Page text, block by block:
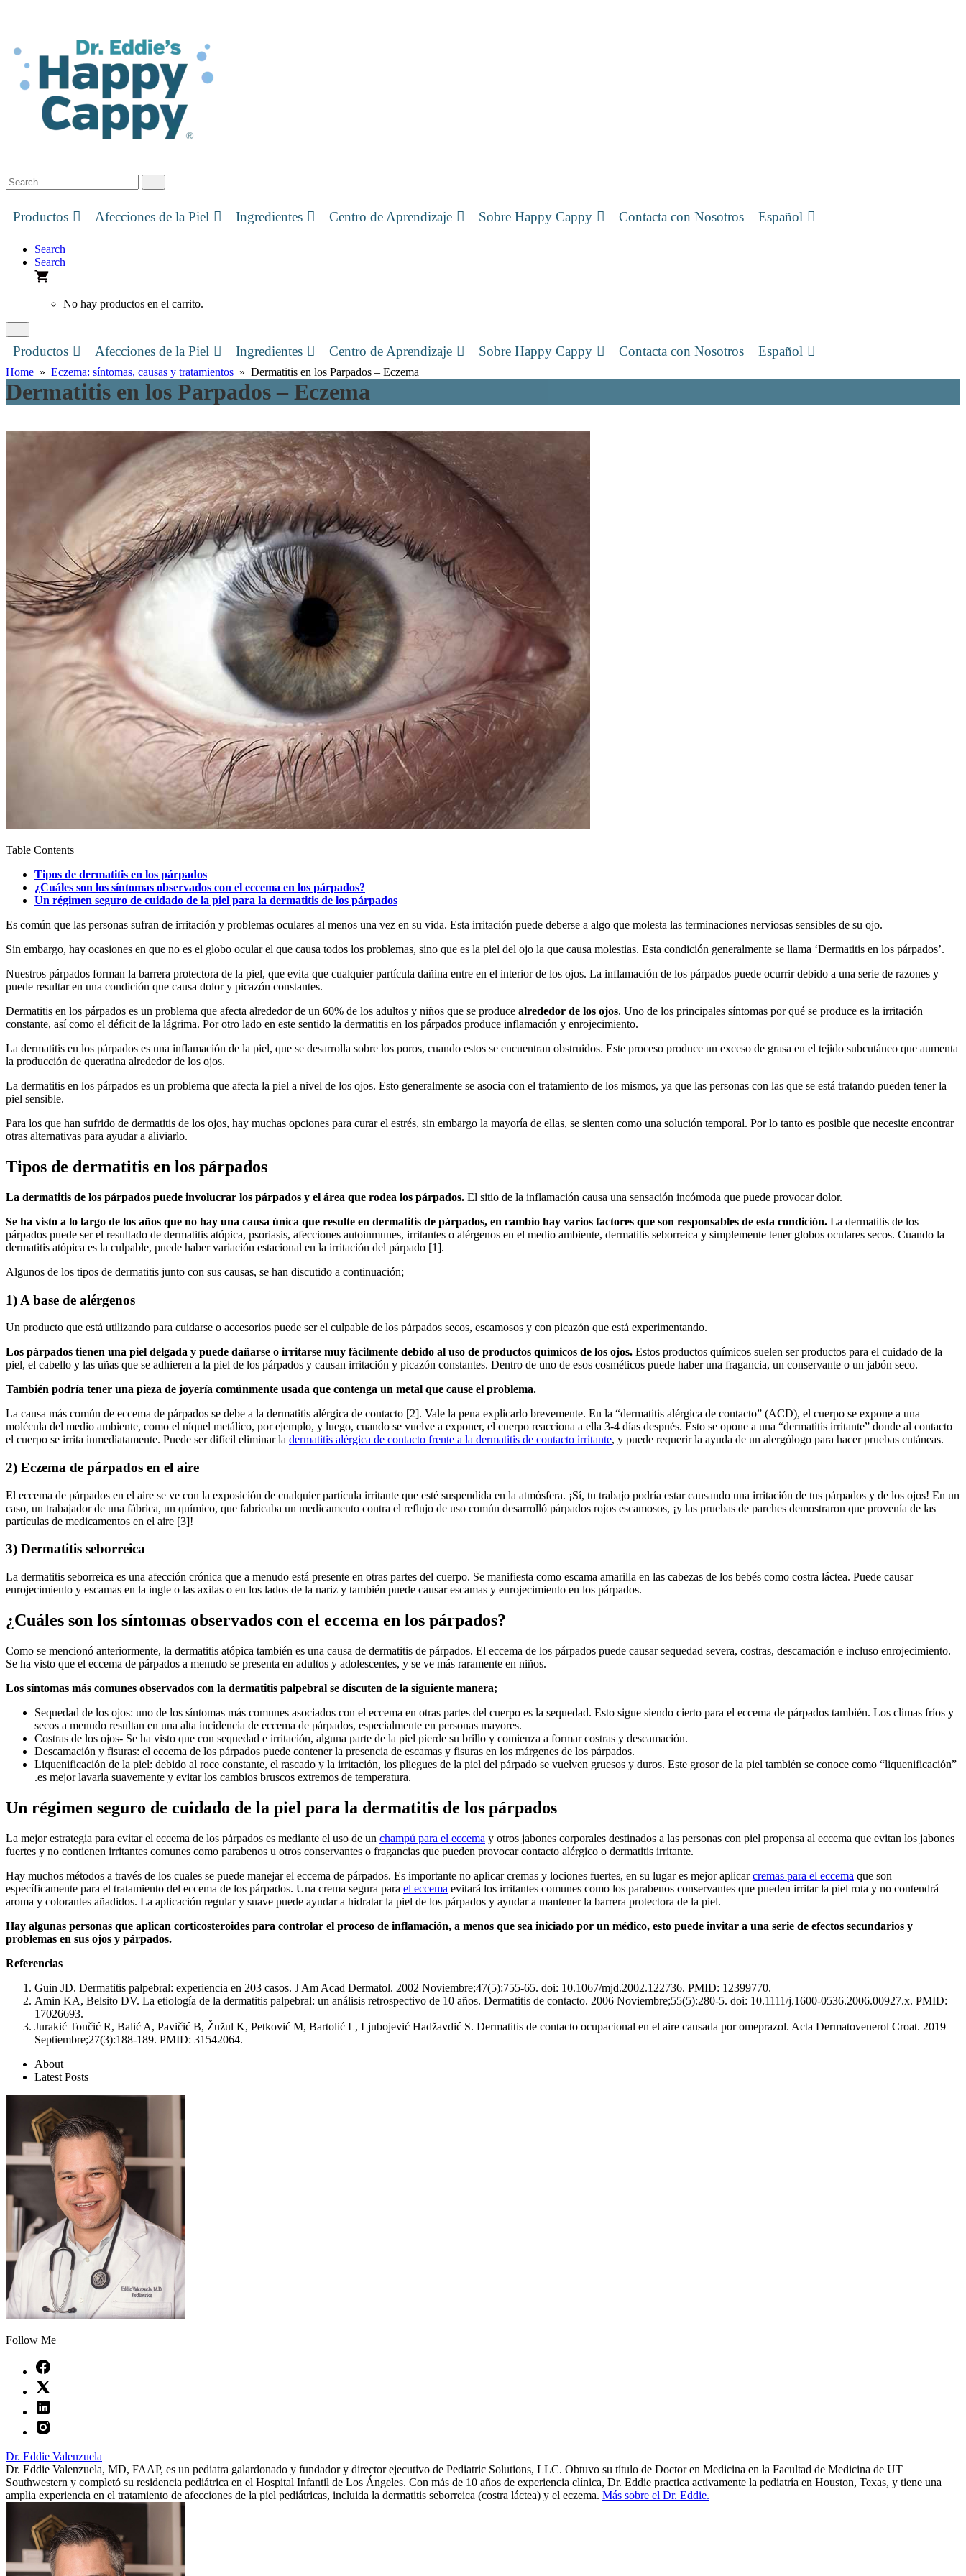
Productos Afecciones de la Piel Ingredientes Centro de Aprendizaje Sobre Happy Cappy Contacta con Nosotros Español
Search
Search
No hay productos en el carrito.
Productos Afecciones de la Piel Ingredientes Centro de Aprendizaje Sobre Happy Cappy Contacta con Nosotros Español
Home » Eczema: síntomas, causas y tratamientos » Dermatitis en los Parpados – Eczema
Dermatitis en los Parpados – Eczema
Table Contents
Tipos de dermatitis en los párpados
¿Cuáles son los síntomas observados con el eccema en los párpados?
Un régimen seguro de cuidado de la piel para la dermatitis de los párpados
Es común que las personas sufran de irritación y problemas oculares al menos una vez en su vida. Esta irritación puede deberse a algo que molesta las terminaciones nerviosas sensibles de su ojo.
Sin embargo, hay ocasiones en que no es el globo ocular el que causa todos los problemas, sino que es la piel del ojo la que causa molestias. Esta condición generalmente se llama ‘Dermatitis en los párpados’.
Nuestros párpados forman la barrera protectora de la piel, que evita que cualquier partícula dañina entre en el interior de los ojos. La inflamación de los párpados puede ocurrir debido a una serie de razones y
puede resultar en una condición que causa dolor y picazón constantes.
Dermatitis en los párpados es un problema que afecta alrededor de un 60% de los adultos y niños que se produce alrededor de los ojos. Uno de los principales síntomas por qué se produce es la irritación
constante, así como el déficit de la lágrima. Por otro lado en este sentido la dermatitis en los párpados produce inflamación y enrojecimiento.
La dermatitis en los párpados es una inflamación de la piel, que se desarrolla sobre los poros, cuando estos se encuentran obstruidos. Este proceso produce un exceso de grasa en el tejido subcutáneo que aumenta
la producción de queratina alrededor de los ojos.
La dermatitis en los párpados es un problema que afecta la piel a nivel de los ojos. Esto generalmente se asocia con el tratamiento de los mismos, ya que las personas con las que se está tratando pueden tener la
piel sensible.
Para los que han sufrido de dermatitis de los ojos, hay muchas opciones para curar el estrés, sin embargo la mayoría de ellas, se sienten como una solución temporal. Por lo tanto es posible que necesite encontrar
otras alternativas para ayudar a aliviarlo.
Tipos de dermatitis en los párpados
La dermatitis de los párpados puede involucrar los párpados y el área que rodea los párpados. El sitio de la inflamación causa una sensación incómoda que puede provocar dolor.
Se ha visto a lo largo de los años que no hay una causa única que resulte en dermatitis de párpados, en cambio hay varios factores que son responsables de esta condición. La dermatitis de los
párpados puede ser el resultado de dermatitis atópica, psoriasis, afecciones autoinmunes, irritantes o alérgenos en el medio ambiente, dermatitis seborreica y simplemente tener globos oculares secos. Cuando la
dermatitis atópica es la culpable, puede haber variación estacional en la irritación del párpado [1].
Algunos de los tipos de dermatitis junto con sus causas, se han discutido a continuación;
1) A base de alérgenos
Un producto que está utilizando para cuidarse o accesorios puede ser el culpable de los párpados secos, escamosos y con picazón que está experimentando.
Los párpados tienen una piel delgada y puede dañarse o irritarse muy fácilmente debido al uso de productos químicos de los ojos. Estos productos químicos suelen ser productos para el cuidado de la
piel, el cabello y las uñas que se adhieren a la piel de los párpados y causan irritación y picazón constantes. Dentro de uno de esos cosméticos puede haber una fragancia, un conservante o un jabón seco.
También podría tener una pieza de joyería comúnmente usada que contenga un metal que cause el problema.
La causa más común de eccema de párpados se debe a la dermatitis alérgica de contacto [2]. Vale la pena explicarlo brevemente. En la “dermatitis alérgica de contacto” (ACD), el cuerpo se expone a una
molécula del medio ambiente, como el níquel metálico, por ejemplo, y luego, cuando se vuelve a exponer, el cuerpo reacciona a ella 3-4 días después. Esto se opone a una “dermatitis irritante” donde al contacto
el cuerpo se irrita inmediatamente. Puede ser difícil eliminar la dermatitis alérgica de contacto frente a la dermatitis de contacto irritante, y puede requerir la ayuda de un alergólogo para hacer pruebas cutáneas.
2) Eczema de párpados en el aire
El eccema de párpados en el aire se ve con la exposición de cualquier partícula irritante que esté suspendida en la atmósfera. ¡Sí, tu trabajo podría estar causando una irritación de tus párpados y de los ojos! En un
caso, un trabajador de una fábrica, un químico, que fabricaba un medicamento contra el reflujo de uso común desarrolló párpados rojos escamosos, ¡y las pruebas de parches demostraron que provenía de las
partículas de medicamentos en el aire [3]!
3) Dermatitis seborreica
La dermatitis seborreica es una afección crónica que a menudo está presente en otras partes del cuerpo. Se manifiesta como escama amarilla en las cabezas de los bebés como costra láctea. Puede causar
enrojecimiento y escamas en la ingle o las axilas o en los lados de la nariz y también puede causar escamas y enrojecimiento en los párpados.
¿Cuáles son los síntomas observados con el eccema en los párpados?
Como se mencionó anteriormente, la dermatitis atópica también es una causa de dermatitis de párpados. El eccema de los párpados puede causar sequedad severa, costras, descamación e incluso enrojecimiento.
Se ha visto que el eccema de párpados a menudo se presenta en adultos y adolescentes, y se ve más raramente en niños.
Los síntomas más comunes observados con la dermatitis palpebral se discuten de la siguiente manera;
Sequedad de los ojos: uno de los síntomas más comunes asociados con el eccema en otras partes del cuerpo es la sequedad. Esto sigue siendo cierto para el eccema de párpados también. Los climas fríos y
secos a menudo resultan en una alta incidencia de eccema de párpados, especialmente en personas mayores.
Costras de los ojos- Se ha visto que con sequedad e irritación, alguna parte de la piel pierde su brillo y comienza a formar costras y descamación.
Descamación y fisuras: el eccema de los párpados puede contener la presencia de escamas y fisuras en los márgenes de los párpados.
Liquenificación de la piel: debido al roce constante, el rascado y la irritación, los pliegues de la piel del párpado se vuelven gruesos y duros. Este grosor de la piel también se conoce como “liquenificación”
.es mejor lavarla suavemente y evitar los cambios bruscos extremos de temperatura.
Un régimen seguro de cuidado de la piel para la dermatitis de los párpados
La mejor estrategia para evitar el eccema de los párpados es mediante el uso de un champú para el eccema y otros jabones corporales destinados a las personas con piel propensa al eccema que evitan los jabones
fuertes y no contienen irritantes comunes como parabenos u otros conservantes o fragancias que pueden provocar contacto alérgico o dermatitis irritante.
Hay muchos métodos a través de los cuales se puede manejar el eccema de párpados. Es importante no aplicar cremas y lociones fuertes, en su lugar es mejor aplicarcremas para el eccema que son
específicamente para el tratamiento del eccema de los párpados. Una crema segura para el eccema evitará los irritantes comunes como los parabenos conservantes que pueden irritar la piel rota y no contendrá
aroma y colorantes añadidos. La aplicación regular y suave puede ayudar a hidratar la piel de los párpados y ayudar a mantener la barrera protectora de la piel.
Hay algunas personas que aplican corticosteroides para controlar el proceso de inflamación, a menos que sea iniciado por un médico, esto puede invitar a una serie de efectos secundarios y
problemas en sus ojos y párpados.
Referencias
Guin JD. Dermatitis palpebral: experiencia en 203 casos. J Am Acad Dermatol. 2002 Noviembre;47(5):755-65. doi: 10.1067/mjd.2002.122736. PMID: 12399770.
Amin KA, Belsito DV. La etiología de la dermatitis palpebral: un análisis retrospectivo de 10 años. Dermatitis de contacto. 2006 Noviembre;55(5):280-5. doi: 10.1111/j.1600-0536.2006.00927.x. PMID:
17026693.
Jurakić Tončić R, Balić A, Pavičić B, Žužul K, Petković M, Bartolić L, Ljubojević Hadžavdić S. Dermatitis de contacto ocupacional en el aire causada por omeprazol. Acta Dermatovenerol Croat. 2019
Septiembre;27(3):188-189. PMID: 31542064.
About
Latest Posts
Follow Me
Dr. Eddie Valenzuela
Dr. Eddie Valenzuela, MD, FAAP, es un pediatra galardonado y fundador y director ejecutivo de Pediatric Solutions, LLC. Obtuvo su título de Doctor en Medicina en la Facultad de Medicina de UT
Southwestern y completó su residencia pediátrica en el Hospital Infantil de Los Ángeles. Con más de 10 años de experiencia clínica, Dr. Eddie practica activamente la pediatría en Houston, Texas, y tiene una
amplia experiencia en el tratamiento de afecciones de la piel pediátricas, incluida la dermatitis seborreica (costra láctea) y el eczema. Más sobre el Dr. Eddie.